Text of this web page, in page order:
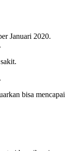
Januari 2020.
bisa mencapai